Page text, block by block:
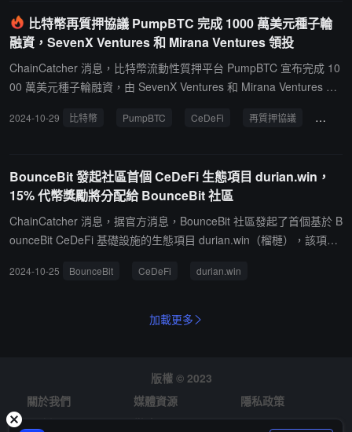
比特幣再質押協議 PumpBTC 完成 1000 萬美元種子輪
融資，SevenX Ventures 和 Mirana Ventures 領投
ChainCatcher 消息，比特幣流動性質押平台 PumpBTC 宣布完成 10
00 萬美元種子輪融資，由 SevenX Ventures 和 Mirana Ventures 領
融資將幫助 PumpBTC 推出新產品 BTC-Fi，這是一款 CeDeFi BTC
C 已在 10+ 條公鏈上部署，吸引了 3400 枚 BTC 的總鎖倉量（約合
2.4 億美元），並與 70 多個項目合作，構建了一個多鏈、多合作夥
伴的生態系統，進一步推動了 CeDeFi 的發展。
2024-10-29 比特幣 PumpBTC CeDeFi 再質押協議 融資
BounceBit 發起社區首個 CeDeFi 生態項目 durian.win，
15% 代幣獎勵將分配給 BounceBit 社區
ChainCatcher 消息，据官方消息，BounceBit 社區發起了首個基於 B
ounceBit CeDeFi 基礎設施的生態項目 durian.win（榴槤），該項目
槤的搶先版活動預計將在 11 月啟動。未來，durian.win 可能發行的
強 CeDeFi 生態系統的互動和回饋機制。
2024-10-25 BounceBit CeDeFi durian.win
加載更多
版權 © 2023
關於我們
媒體資源
隱私政策
風險提示
徵才